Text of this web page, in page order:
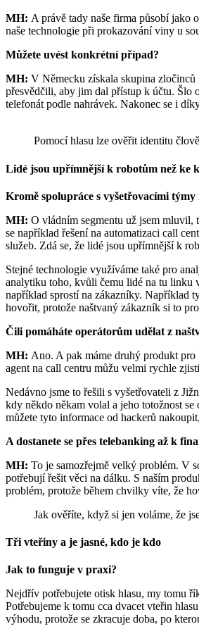
MH: A právě tady naše firma působí jako
naše technologie při prokazování viny u
Můžete uvést konkrétní případ?
MH: V Německu získala skupina
přesvědčili, aby jim dal přístup k účtu. Šlo
telefonát podle nahrávek. Nakonec se i
Pomocí hlasu lze ověřit identitu
Lidé jsou upřímnější k robotům než ke
Kromě spolupráce s vyšetřovacími
MH: O vládním segmentu už jsem mluvil,
se například řešení na automatizaci call
služeb. Zdá se, že lidé jsou upřímnější k
Stejné technologie využíváme také pro
analytiku toho, kvůli čemu lidé na tu linku
například sprostí na zákazníky. Například
hovořit, protože naštvaný zákazník si to
Čili pomáháte operátorům udělat z
MH: Ano. A pak máme druhý produkt
agent na call centru můžu velmi rychle
Nedávno jsme to řešili s vyšetřovateli z
kdy někdo někam volal a jeho totožnost
můžete tyto informace od hackerů
A dostanete se přes telebanking až k
MH: To je samozřejmě velký problém. V
potřebují řešit věci na dálku. S naším
problém, protože během chvilky víte, že
Jak ověříte, když si jen voláme, že
Tři vteřiny a je jasné, kdo je kdo
Jak to funguje v praxi?
Nejdřív potřebujete otisk hlasu, my tomu
Potřebujeme k tomu cca dvacet vteřin
výhodu, protože se zkracuje doba, po